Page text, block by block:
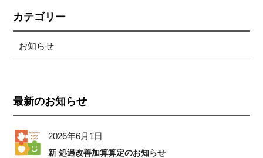
カテゴリー
お知らせ
最新のお知らせ
2026年6月1日
新 処遇改善加算算定のお知らせ